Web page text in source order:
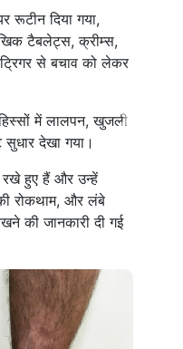
रूटीन दिया गया,
टैबलेट्स, क्रीम्स,
से बचाव को लेकर
में लालपन, खुजली
देखा गया।
रखे हुए हैं और उन्हें
रोकथाम, और लंबे
की जानकारी दी गई
Next